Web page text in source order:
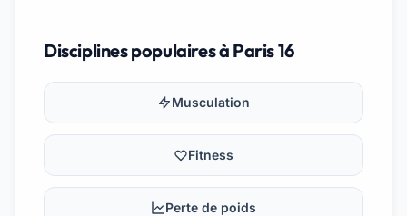
Disciplines populaires à Paris 16
Musculation
Fitness
Perte de poids